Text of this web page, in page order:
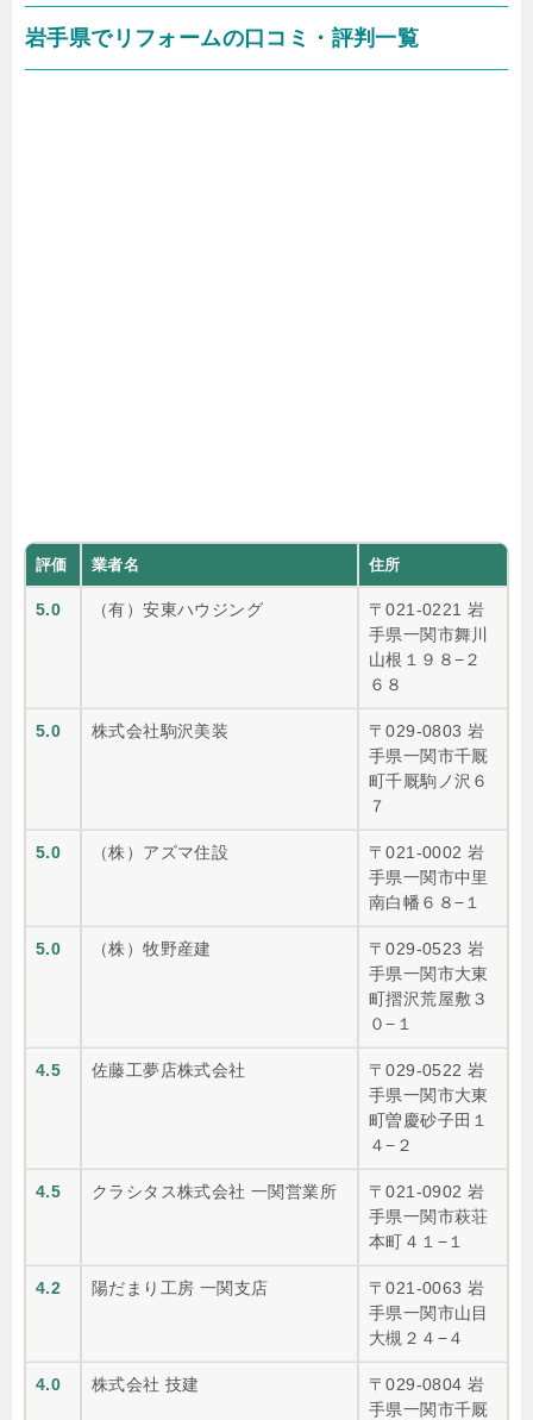
岩手県でリフォームの口コミ・評判一覧
評価 業者名 住所
5.0 （有）安東ハウジング
〒021-0221 岩
手県一関市舞川
山根１９８−２
６８
5.0 株式会社駒沢美装
〒029-0803 岩
手県一関市千厩
町千厩駒ノ沢６
７
5.0 （株）アズマ住設
〒021-0002 岩
手県一関市中里
南白幡６８−１
5.0 （株）牧野産建
〒029-0523 岩
手県一関市大東
町摺沢荒屋敷３
０−１
4.5 佐藤工夢店株式会社
〒029-0522 岩
手県一関市大東
町曽慶砂子田１
４−２
4.5 クラシタス株式会社 一関営業所
〒021-0902 岩
手県一関市萩荘
本町４１−１
4.2 陽だまり工房 一関支店
〒021-0063 岩
手県一関市山目
大槻２４−４
4.0 株式会社 技建
〒029-0804 岩
手県一関市千厩